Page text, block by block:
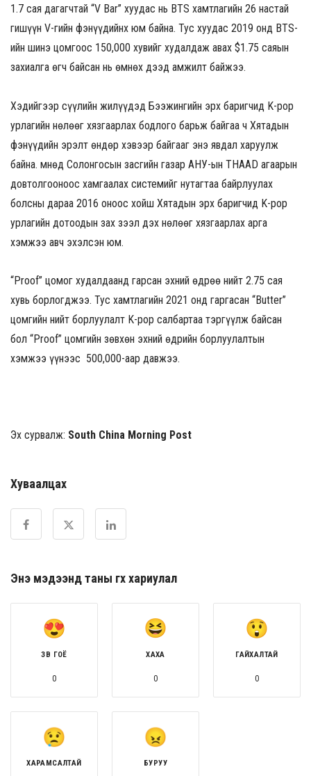
1.7 сая дагагчтай “V Bar” хуудас нь BTS хамтлагийн 26 настай
гишүүн V-гийн фэнүүдийнх юм байна. Тус хуудас 2019 онд BTS-
ийн шинэ цомгоос 150,000 хувийг худалдаж авах $1.75 саяын
захиалга өгч байсан нь өмнөх дээд амжилт байжээ.
Хэдийгээр сүүлийн жилүүдэд Бээжингийн эрх баригчид K-pop
урлагийн нөлөөг хязгаарлах бодлого барьж байгаа ч Хятадын
фэнүүдийн эрэлт өндөр хэвээр байгааг энэ явдал харуулж
байна. Өмнөд Солонгосын засгийн газар АНУ-ын THAAD агаарын
довтолгооноос хамгаалах системийг нутагтаа байрлуулах
болсны дараа 2016 оноос хойш Хятадын эрх баригчид K-pop
урлагийн дотоодын зах зээл дэх нөлөөг хязгаарлах арга
хэмжээ авч эхэлсэн юм.
“Proof” цомог худалдаанд гарсан эхний өдрөө нийт 2.75 сая
хувь борлогджээ. Тус хамтлагийн 2021 онд гаргасан “Butter”
цомгийн нийт борлуулалт K-pop салбартаа тэргүүлж байсан
бол “Proof” цомгийн зөвхөн эхний өдрийн борлуулалтын
хэмжээ үүнээс 500,000-аар давжээ.
Эх сурвалж: South China Morning Post
Хуваалцах
Энэ мэдээнд таны өгөх хариулал
ЗӨВ ГОЁ
0
ХАХА
0
ГАЙХАЛТАЙ
0
ХАРАМСАЛТАЙ БУРУУ